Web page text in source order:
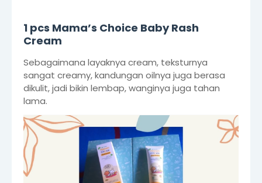
1 pcs Mama’s Choice Baby Rash
Cream
Sebagaimana layaknya cream, teksturnya
sangat creamy, kandungan oilnya juga berasa
dikulit, jadi bikin lembap, wanginya juga tahan
lama.